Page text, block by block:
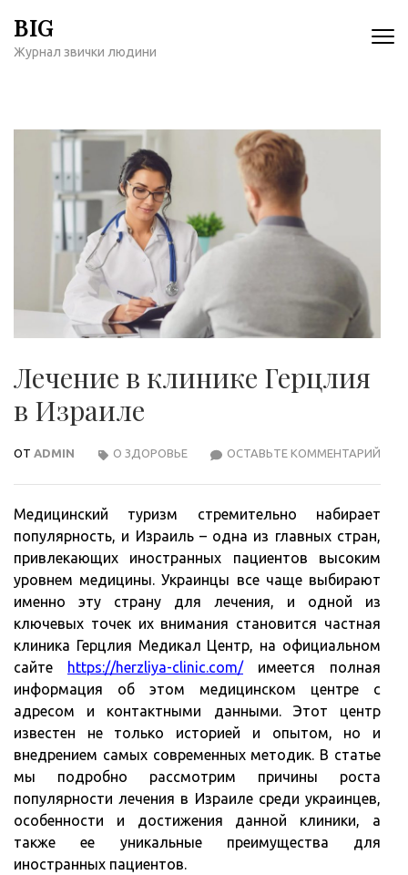
содержимому
BIG
Журнал звички людини
Лечение в клинике Герцлия
в Израиле
ОТ ADMIN ОСТАВЬТЕ КОММЕНТАРИЙ
О ЗДОРОВЬЕ
Медицинский туризм стремительно набирает
популярность, и Израиль – одна из главных стран,
привлекающих иностранных пациентов высоким
уровнем медицины. Украинцы все чаще выбирают
именно эту страну для лечения, и одной из
ключевых точек их внимания становится частная
клиника Герцлия Медикал Центр, на официальном
сайте
https://herzliya-clinic.com/ имеется полная
информация об этом медицинском центре с
адресом и контактными данными. Этот центр
известен не только историей и опытом, но и
внедрением самых современных методик. В статье
мы подробно рассмотрим причины роста
популярности лечения в Израиле среди украинцев,
особенности и достижения данной клиники, а
также ее уникальные преимущества для
иностранных пациентов.